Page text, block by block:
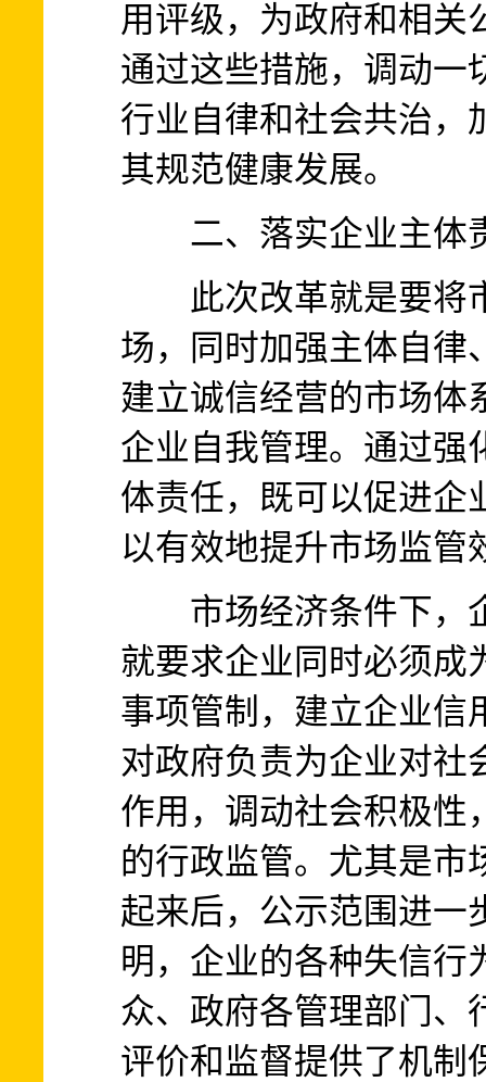
用评级，为政府和相关
通过这些措施，调动一
行业自律和社会共治，
其规范健康发展。
二、落实企业主体
此次改革就是要将
场，同时加强主体自律
建立诚信经营的市场体
企业自我管理。通过强
体责任，既可以促进企
以有效地提升市场监管
市场经济条件下，
就要求企业同时必须成
事项管制，建立企业信
对政府负责为企业对社
作用，调动社会积极性
的行政监管。尤其是市
起来后，公示范围进一
明，企业的各种失信行
众、政府各管理部门、
评价和监督提供了机制